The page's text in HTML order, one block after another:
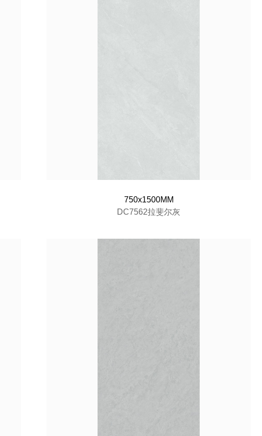
750x1500MM
DC7562拉斐尔灰